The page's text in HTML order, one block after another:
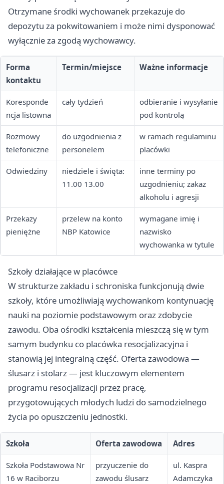
Otrzymane środki wychowanek przekazuje do
depozytu za pokwitowaniem i może nimi dysponować
wyłącznie za zgodą wychowawcy.
Forma
kontaktu
Termin/miejsce Ważne informacje
Koresponde
ncja listowna
cały tydzień
odbieranie i wysyłanie
pod kontrolą
Rozmowy
telefoniczne
do uzgodnienia z
personelem
w ramach regulaminu
placówki
Odwiedziny
niedziele i święta:
11.00 13.00
inne terminy po
uzgodnieniu; zakaz
alkoholu i agresji
Przekazy
pieniężne
przelew na konto
NBP Katowice
wymagane imię i
nazwisko
wychowanka w tytule
Szkoły działające w placówce
W strukturze zakładu i schroniska funkcjonują dwie
szkoły, które umożliwiają wychowankom kontynuację
nauki na poziomie podstawowym oraz zdobycie
zawodu. Oba ośrodki kształcenia mieszczą się w tym
samym budynku co placówka resocjalizacyjna i
stanowią jej integralną część. Oferta zawodowa —
ślusarz i stolarz — jest kluczowym elementem
programu resocjalizacji przez pracę,
przygotowujących młodych ludzi do samodzielnego
życia po opuszczeniu jednostki.
Szkoła Oferta zawodowa Adres
Szkoła Podstawowa Nr
16 w Raciborzu
przyuczenie do
zawodu ślusarz
ul. Kaspra
Adamczyka